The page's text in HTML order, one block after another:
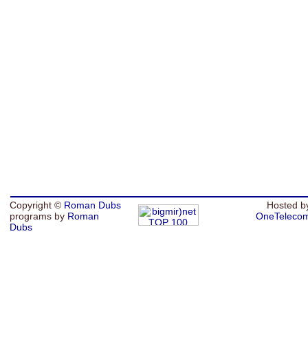
Copyright © Roman Dubs
programs by Roman
Dubs
Hosted